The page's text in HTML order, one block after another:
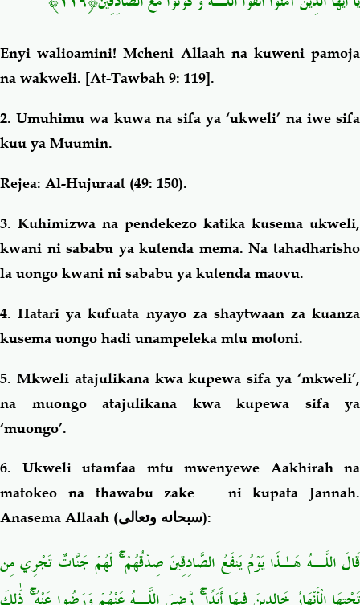
Enyiwalioamini! Mcheni Allaah na kuweni pamoja
na wakweli. [At-Tawbah 9: 119].
2. Umuhimu wa kuwa na sifa ya ‘ukweli’ na iwe sifa
kuu ya Muumin.
Rejea: Al-Hujuraat (49: 150).
3. Kuhimizwa na pendekezo katika kusema ukweli,
kwani ni sababu ya kutenda mema. Na tahadharisho
la uongo kwani ni sababu ya kutenda maovu.
4. Hatari ya kufuata nyayo za shaytwaan za kuanza
kusema uongo hadi unampeleka mtu motoni.
5. Mkweli atajulikana kwa kupewa sifa ya ‘mkweli’,
na muongo atajulikana kwa kupewa sifa ya
‘muongo’.
6. Ukweli utamfaa mtu mwenyewe Aakhirah na
matokeo na thawabu zake ni kupata Jannah.
Anasema Allaah (سبحانه وتعالى):
قَالَ اللَّـهُ هَـٰذَا يَوْمُ يَنفَعُ الصَّادِقِينَ صِدْقُهُمْ ۚ لَهُمْ جَنَّاتٌ تَجْرِي مِن